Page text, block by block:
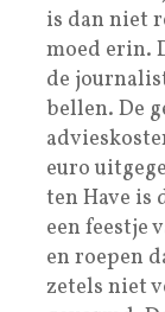
is dan niet
moed erin.
de
bellen. De
euro
ten Have is
een feestje
en roepen
zetels niet